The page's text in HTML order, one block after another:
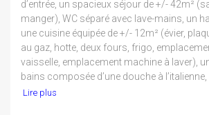
d’entrée, un spacieux séjour de +/- 42m²
manger), WC séparé avec lave-mains, un
une cuisine équipée de +/- 12m² (évier,
au gaz, hotte, deux fours, frigo,
vaisselle, emplacement machine à laver),
bains composée d’une douche à l’italienne,
Lire plus